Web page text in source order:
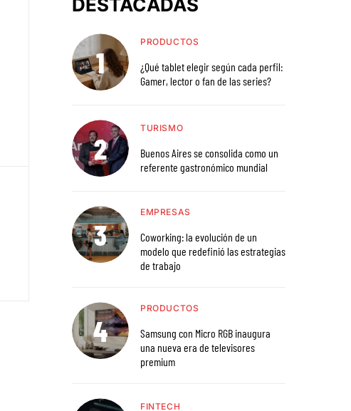
DESTACADAS
PRODUCTOS
¿Qué tablet elegir según cada perfil:
Gamer, lector o fan de las series?
TURISMO
Buenos Aires se consolida como un
referente gastronómico mundial
EMPRESAS
Coworking: la evolución de un
modelo que redefinió las estrategias
de trabajo
PRODUCTOS
Samsung con Micro RGB inaugura
una nueva era de televisores
premium
FINTECH